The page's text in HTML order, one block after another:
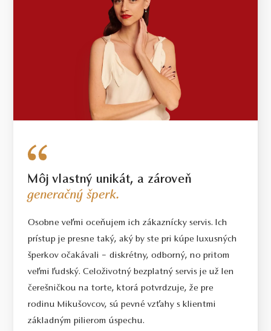
Môj vlastný unikát, a zároveň
generačný šperk.
Osobne veľmi oceňujem ich zákaznícky servis. Ich
prístup je presne taký, aký by ste pri kúpe luxusných
šperkov očakávali – diskrétny, odborný, no pritom
veľmi ľudský. Celoživotný bezplatný servis je už len
čerešničkou na torte, ktorá potvrdzuje, že pre
rodinu Mikušovcov, sú pevné vzťahy s klientmi
základným pilierom úspechu.